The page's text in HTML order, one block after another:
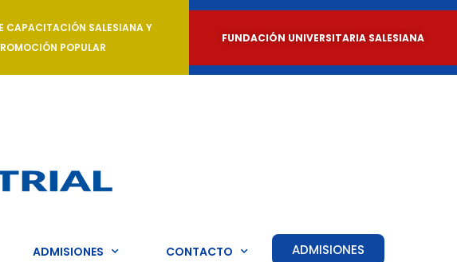
CAPACITACIÓN SALESIANA Y
POPULAR
FUNDACIÓN UNIVERSITARIA SALESIANA
ADMISIONES CONTACTO ADMISIONES